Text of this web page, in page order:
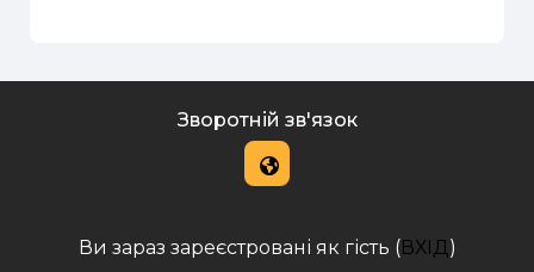
Зворотній зв'язок
Ви зараз зареєстровані як гість (ВХІД )